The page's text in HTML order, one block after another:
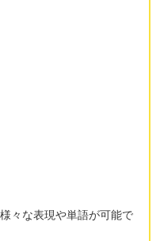
々な表現や単語が可能で